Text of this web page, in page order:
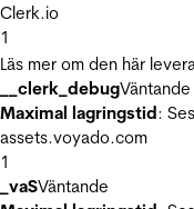
Clerk.io
1
Läs mer om den här
__clerk_debugVäntande
Maximal lagringstid:
assets.voyado.com
1
_vaSVäntande